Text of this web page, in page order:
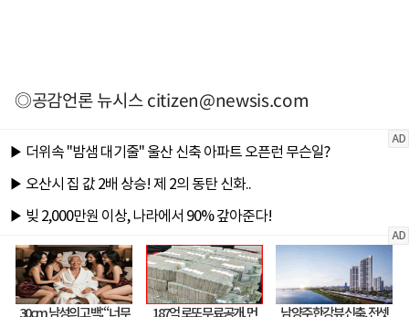
◎공감언론 뉴시스citizen@newsis.com